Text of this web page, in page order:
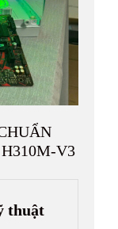
V3
thuật